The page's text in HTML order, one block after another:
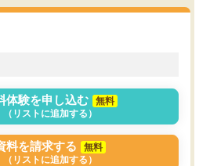
すめできる塾です。
体験を申し込む
無料
（リストに追加する）
料を請求する
無料
（リストに追加する）